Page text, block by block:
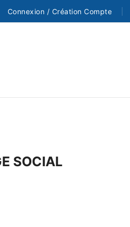
Connexion / Création Compte
SOCIAL